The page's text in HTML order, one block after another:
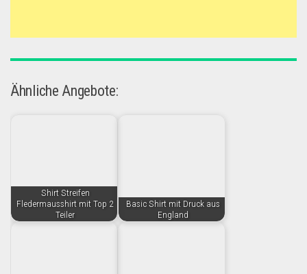
Ähnliche Angebote:
Shirt Streifen
Fledermausshirt mit Top 2
Teiler
Basic Shirt mit Druck aus
England